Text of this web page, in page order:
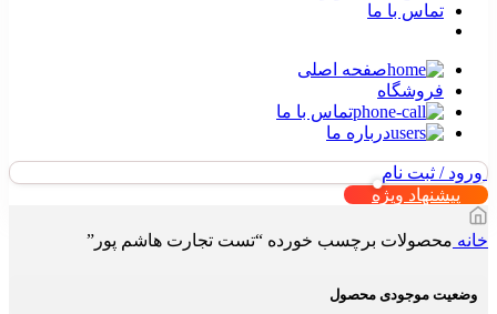
تماس با ما
صفحه اصلی
فروشگاه
تماس با ما
درباره ما
ورود / ثبت نام
پیشنهاد ویژه
خانه محصولات برچسب خورده “تست تجارت هاشم پور”
وضعیت موجودی محصول